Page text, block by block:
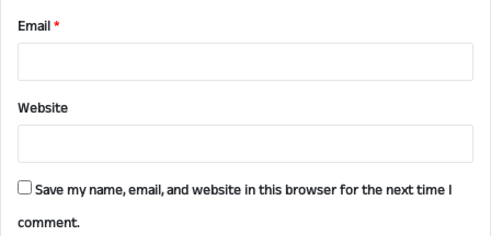
Email*
Website
Save my name, email, and website in this browser for the next time I
comment.